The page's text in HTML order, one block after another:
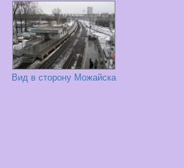
Вид в сторону Можайска